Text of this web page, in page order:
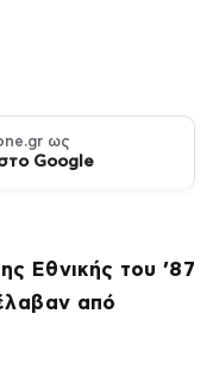
ως
Google
Εθνικής του ’87
από